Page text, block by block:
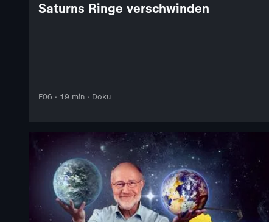
Saturns Ringe verschwinden
F06 · 19 min · Doku